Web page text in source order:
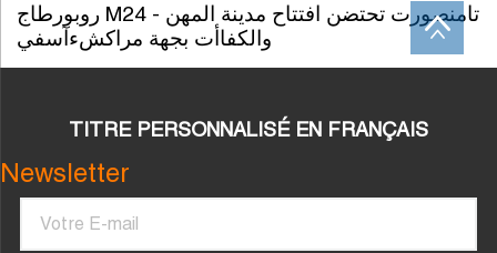
روبورطاج M24 - تامنصورت تحتضن افتتاح مدينة المهن
والكفاأت بجهة مراكشءآسفي
TITRE PERSONNALISÉ EN FRANÇAIS
Newsletter
Courriel